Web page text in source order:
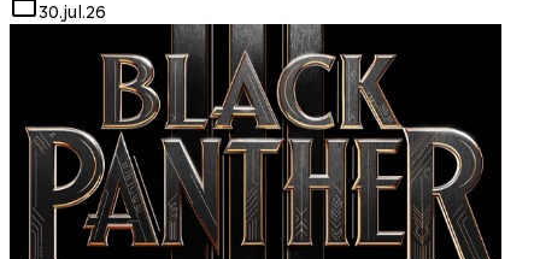
30.jul.26